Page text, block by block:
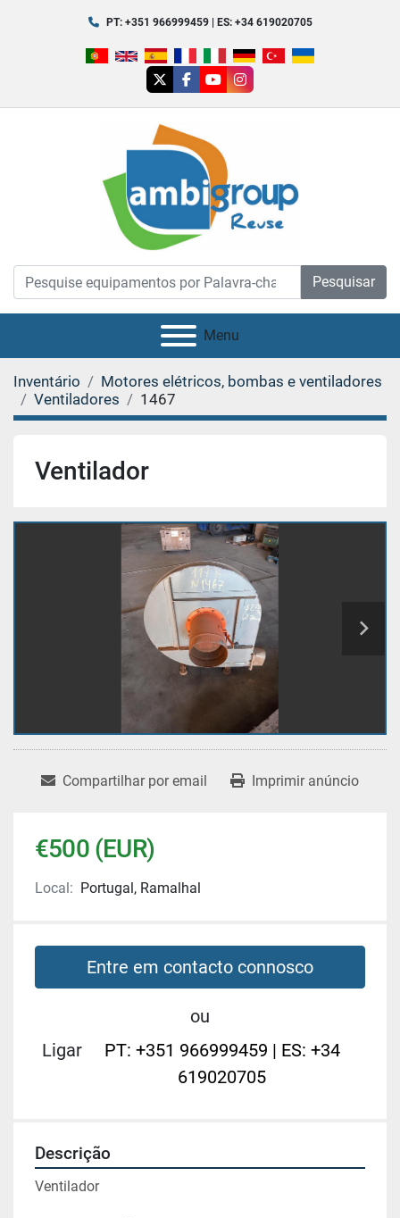
PT: +351 966999459 | ES: +34 619020705
twitterfacebook
youtubeinstagram
Pesquisar
Menu
Inventário
Motores elétricos, bombas e ventiladores
Ventiladores
1467
Ventilador
Compartilhar por email Imprimir anúncio
€500 (EUR)
Local: Portugal, Ramalhal
Entre em contacto connosco
ou
Ligar
PT: +351 966999459 | ES: +34
619020705
Descrição
Ventilador